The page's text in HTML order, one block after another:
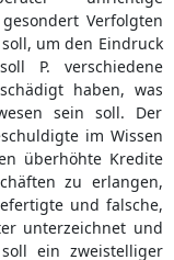
Verfolgten
um den Eindruck
P. verschiedene
haben, was
sein soll. Der
im Wissen
überhöhte Kredite
zu erlangen,
und falsche,
unterzeichnet und
ein zweistelliger